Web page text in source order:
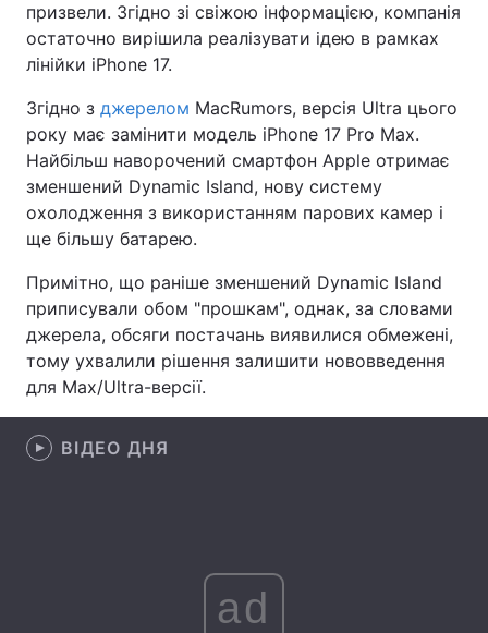
Техно і зв'язок Лайт
Зброя
Здоров'я Туризм
Цікавинки Погода
Екологія Регіони
Відео з Youtube Статті
Інтерв'ю
призвели. Згідно зі свіжою інформацією, компанія
остаточно вирішила реалізувати ідею в рамках
лінійки iPhone 17.
Згідно з джерелом MacRumors, версія Ultra цього
року має замінити модель iPhone 17 Pro Max.
Найбільш наворочений смартфон Apple отримає
зменшений Dynamic Island, нову систему
охолодження з використанням парових камер і
ще більшу батарею.
Примітно, що раніше зменшений Dynamic Island
приписували обом "прошкам", однак, за словами
джерела, обсяги постачань виявилися обмежені,
тому ухвалили рішення залишити нововведення
для Max/Ultra-версії.
ВІДЕО ДНЯ
ad